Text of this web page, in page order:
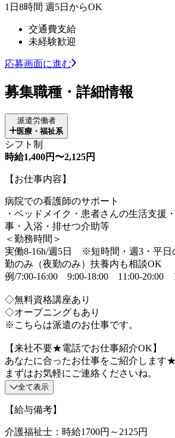
1日8時間 週5日からOK
交通費支給
未経験歓迎
応募画面に進む
募集職種・詳細情報
派遣労働者
医療・福祉系
シフト制
時給1,400円〜2,125円
【お仕事内容】
病院での看護師のサポート
・ベッドメイク・患者さんの生活支援
事・入浴・排せつ介助等
＜勤務時間＞
実働8-16h/週5日 ※短時間・週3・平日
勤のみ（夜勤のみ）扶養内も相談OK
例/7:00-16:00 9:00-18:00 11:00-20:00
◇無料資格講座あり
◇オープニングもあり
※こちらは派遣のお仕事です。
【来社不要★電話でお仕事紹介OK】
あなたに合ったお仕事をご紹介します★
まずはお気軽にご連絡くださいね。
全て表示
【給与備考】
介護福祉士：時給1700円～2125円